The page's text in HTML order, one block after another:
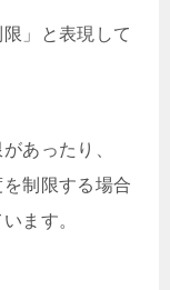
」と表現して
あったり、
制限する場合
ます。